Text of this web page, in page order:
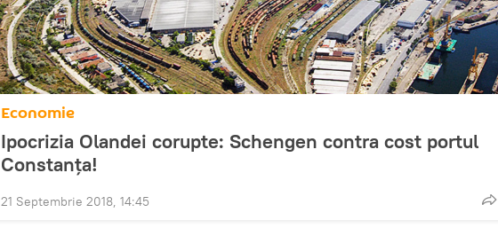
Economie
Ipocrizia Olandei corupte: Schengen contra cost portul
Constanța!
21 Septembrie 2018, 14:45